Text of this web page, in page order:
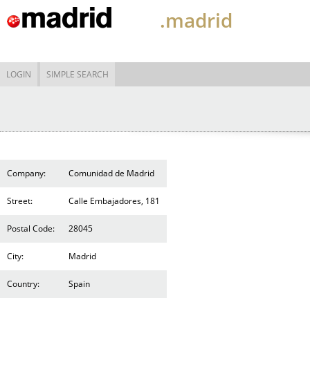
.madrid
LOGIN SIMPLE SEARCH
Company: Comunidad de Madrid
Street: Calle Embajadores, 181
Postal Code: 28045
City: Madrid
Country: Spain